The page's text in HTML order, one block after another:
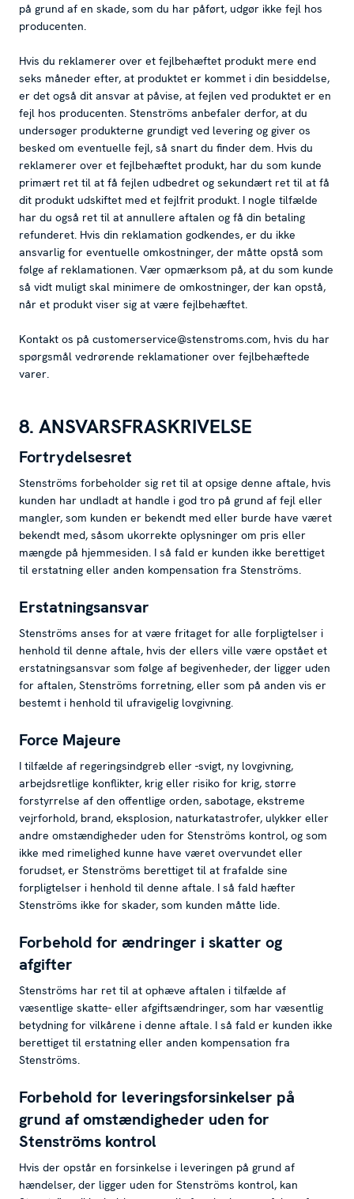
på grund af en skade, som du har påført, udgør ikke fejl hos
producenten.
Hvis du reklamerer over et fejlbehæftet produkt mere end
seks måneder efter, at produktet er kommet i din besiddelse,
er det også dit ansvar at påvise, at fejlen ved produktet er en
fejl hos producenten. Stenströms anbefaler derfor, at du
undersøger produkterne grundigt ved levering og giver os
besked om eventuelle fejl, så snart du finder dem. Hvis du
reklamerer over et fejlbehæftet produkt, har du som kunde
primært ret til at få fejlen udbedret og sekundært ret til at få
dit produkt udskiftet med et fejlfrit produkt. I nogle tilfælde
har du også ret til at annullere aftalen og få din betaling
refunderet. Hvis din reklamation godkendes, er du ikke
ansvarlig for eventuelle omkostninger, der måtte opstå som
følge af reklamationen. Vær opmærksom på, at du som kunde
så vidt muligt skal minimere de omkostninger, der kan opstå,
når et produkt viser sig at være fejlbehæftet.
Kontakt os på customerservice@stenstroms.com, hvis du har
spørgsmål vedrørende reklamationer over fejlbehæftede
varer.
8. ANSVARSFRASKRIVELSE
Fortrydelsesret
Stenströms forbeholder sig ret til at opsige denne aftale, hvis
kunden har undladt at handle i god tro på grund af fejl eller
mangler, som kunden er bekendt med eller burde have været
bekendt med, såsom ukorrekte oplysninger om pris eller
mængde på hjemmesiden. I så fald er kunden ikke berettiget
til erstatning eller anden kompensation fra Stenströms.
Erstatningsansvar
Stenströms anses for at være fritaget for alle forpligtelser i
henhold til denne aftale, hvis der ellers ville være opstået et
erstatningsansvar som følge af begivenheder, der ligger uden
for aftalen, Stenströms forretning, eller som på anden vis er
bestemt i henhold til ufravigelig lovgivning.
Force Majeure
I tilfælde af regeringsindgreb eller -svigt, ny lovgivning,
arbejdsretlige konflikter, krig eller risiko for krig, større
forstyrrelse af den offentlige orden, sabotage, ekstreme
vejrforhold, brand, eksplosion, naturkatastrofer, ulykker eller
andre omstændigheder uden for Stenströms kontrol, og som
ikke med rimelighed kunne have været overvundet eller
forudset, er Stenströms berettiget til at frafalde sine
forpligtelser i henhold til denne aftale. I så fald hæfter
Stenströms ikke for skader, som kunden måtte lide.
Forbehold for ændringer i skatter og
afgifter
Stenströms har ret til at ophæve aftalen i tilfælde af
væsentlige skatte- eller afgiftsændringer, som har væsentlig
betydning for vilkårene i denne aftale. I så fald er kunden ikke
berettiget til erstatning eller anden kompensation fra
Stenströms.
Forbehold for leveringsforsinkelser på
grund af omstændigheder uden for
Stenströms kontrol
Hvis der opstår en forsinkelse i leveringen på grund af
hændelser, der ligger uden for Stenströms kontrol, kan